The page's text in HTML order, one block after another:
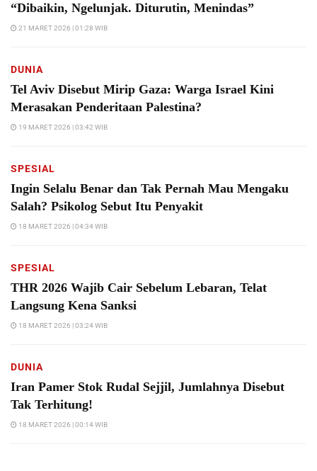
“Dibaikin, Ngelunjak. Diturutin, Menindas”
21 MARET 2026 | 01:28 WIB
DUNIA
Tel Aviv Disebut Mirip Gaza: Warga Israel Kini
Merasakan Penderitaan Palestina?
19 MARET 2026 | 03:42 WIB
SPESIAL
Ingin Selalu Benar dan Tak Pernah Mau Mengaku
Salah? Psikolog Sebut Itu Penyakit
18 MARET 2026 | 04:34 WIB
SPESIAL
THR 2026 Wajib Cair Sebelum Lebaran, Telat
Langsung Kena Sanksi
18 MARET 2026 | 03:24 WIB
DUNIA
Iran Pamer Stok Rudal Sejjil, Jumlahnya Disebut
Tak Terhitung!
18 MARET 2026 | 00:14 WIB